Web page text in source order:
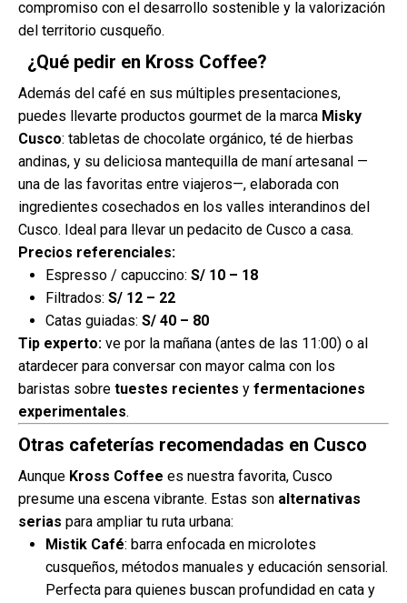
compromiso con el desarrollo sostenible y la valorización
del territorio cusqueño.
¿Qué pedir en Kross Coffee?
Además del café en sus múltiples presentaciones,
puedes llevarte productos gourmet de la marca Misky
Cusco: tabletas de chocolate orgánico, té de hierbas
andinas, y su deliciosa mantequilla de maní artesanal —
una de las favoritas entre viajeros—, elaborada con
ingredientes cosechados en los valles interandinos del
Cusco. Ideal para llevar un pedacito de Cusco a casa.
Precios referenciales:
Espresso / capuccino: S/ 10 – 18
Filtrados: S/ 12 – 22
Catas guiadas: S/ 40 – 80
Tip experto: ve por la mañana (antes de las 11:00) o al
atardecer para conversar con mayor calma con los
baristas sobre tuestes recientes y fermentaciones
experimentales.
Otras cafeterías recomendadas en Cusco
Aunque Kross Coffee es nuestra favorita, Cusco
presume una escena vibrante. Estas son alternativas
serias para ampliar tu ruta urbana:
Mistik Café: barra enfocada en microlotes
cusqueños, métodos manuales y educación sensorial.
Perfecta para quienes buscan profundidad en cata y